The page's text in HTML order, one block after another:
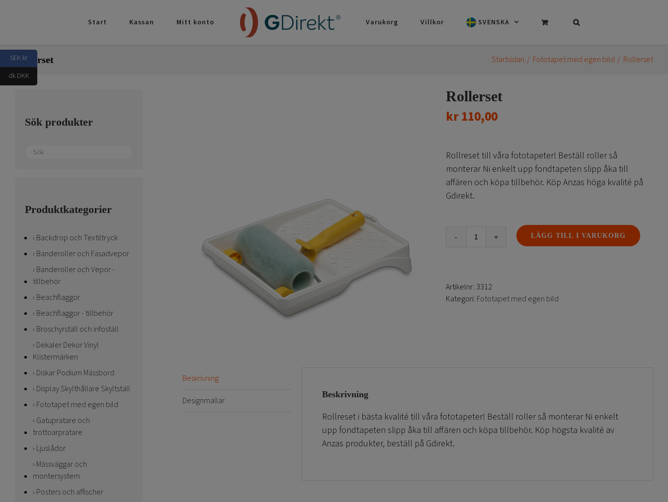
Start Kassan Mitt konto Varukorg Villkor SVENSKA
Rollerset Startsidan Fototapet med egen bild Rollerset
Rollerset
kr110,00
Rollreset till våra fototapeter! Beställ roller så
monterar Ni enkelt upp fondtapeten slipp åka till
affären och köpa tillbehör. Köp Anzas höga kvalité på
Gdirekt.
Rollerset
LÄGG TILL I VARUKORG
Artikelnr: 3312
Kategori: Fototapet med egen bild
Beskrivning
Designmallar
Beskrivning
Rollreset i bästa kvalité till våra fototapeter! Beställ roller så monterar Ni enkelt
upp fondtapeten slipp åka till affären och köpa tillbehör. Köp högsta kvalité av
Anzas produkter, beställ på Gdirekt.
Sök produkter
Produktkategorier
Backdrop och Textiltryck
Banderoller och Fasadvepor
Banderoller och Vepor -
tillbehör
Beachflaggor
Beachflaggor - tillbehör
Broschyrställ och infoställ
Dekaler Dekor Vinyl
Klistermärken
Diskar Podium Mässbord
Display Skylthållare Skyltställ
Fototapet med egen bild
Gatupratare och
trottoarpratare
Ljuslådor
Mässväggar och
montersystem
Posters och affischer
SEK kr
dk DKK